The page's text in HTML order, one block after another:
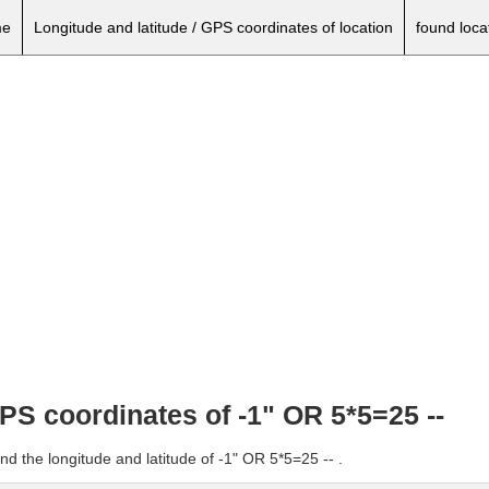
Longitude and latitude / GPS coordinates of location found
coordinates of -1" OR 5*5=25 --
the longitude and latitude of -1" OR 5*5=25 -- .